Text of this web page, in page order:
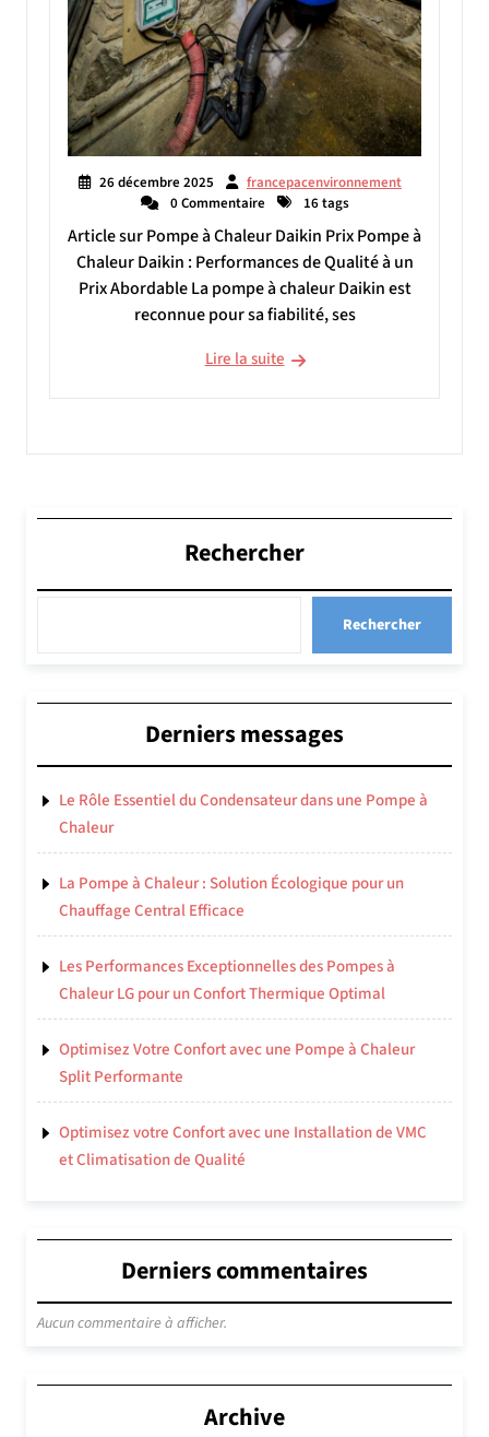
26 décembre 2025
francepacenvironnement
0 Commentaire
16 tags
Article sur Pompe à Chaleur Daikin Prix Pompe à
Chaleur Daikin : Performances de Qualité à un
Prix Abordable La pompe à chaleur Daikin est
reconnue pour sa fiabilité, ses
Lire la suite
Rechercher
Rechercher
Derniers messages
Le Rôle Essentiel du Condensateur dans une Pompe à
Chaleur
La Pompe à Chaleur : Solution Écologique pour un
Chauffage Central Efficace
Les Performances Exceptionnelles des Pompes à
Chaleur LG pour un Confort Thermique Optimal
Optimisez Votre Confort avec une Pompe à Chaleur
Split Performante
Optimisez votre Confort avec une Installation de VMC
et Climatisation de Qualité
Derniers commentaires
Aucun commentaire à afficher.
Archive